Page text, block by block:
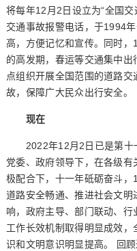
将每年12月2日设立为“全国
交通事故报警电话，于1994
高，方便记忆和宣传。同时
的高发期，春运等交通集中
点组织开展全国范围的道路
故，保障广大民众出行安全。
现在
2022年12月2日已是第十
党委、政府领导下，在各级
极配合下，十一年砥砺奋斗，
道路安全畅通、推进社会文
响，政府主导、部门联动、
工作长效机制取得明显成效
识和文明意识明显提高。 回